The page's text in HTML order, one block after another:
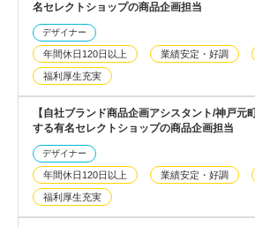
名セレクトショップの商品企画担当
デザイナー
年間休日120日以上 業績安定・好調
福利厚生充実
【自社ブランド商品企画アシスタント/神戸元
する有名セレクトショップの商品企画担当
デザイナー
年間休日120日以上 業績安定・好調
福利厚生充実